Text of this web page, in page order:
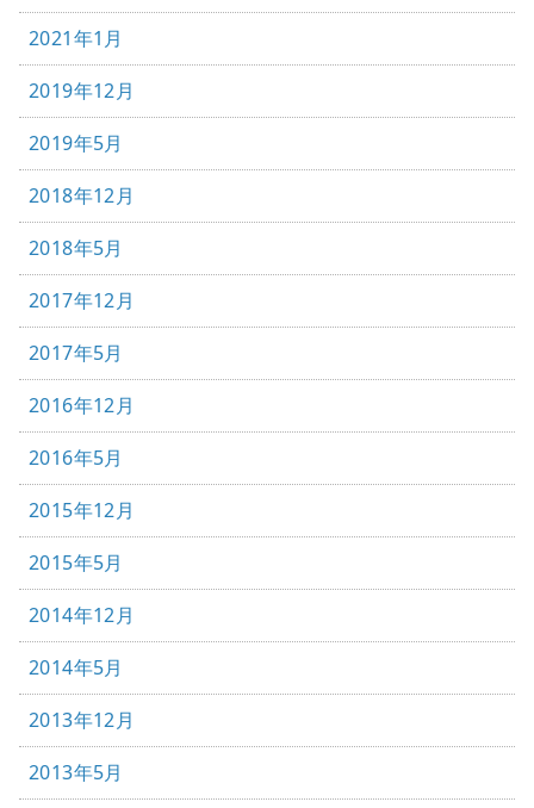
2021年1月
2019年12月
2019年5月
2018年12月
2018年5月
2017年12月
2017年5月
2016年12月
2016年5月
2015年12月
2015年5月
2014年12月
2014年5月
2013年12月
2013年5月